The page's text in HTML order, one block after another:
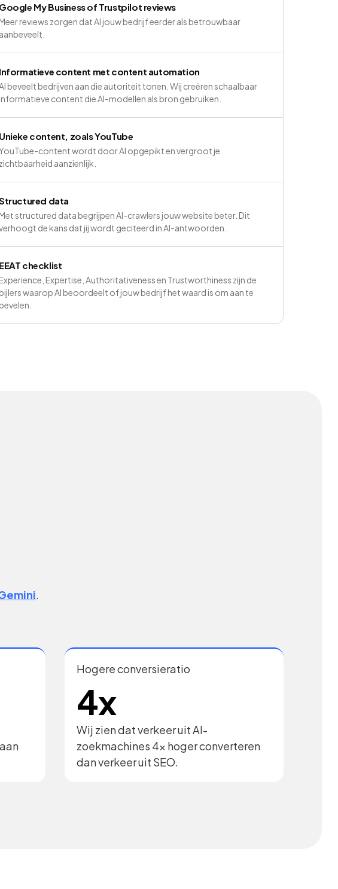
Google My Business of Trustpilot reviews
Meer reviews zorgen dat AI jouw bedrijf eerder als betrouwbaar
aanbeveelt.
Informatieve content met content automation
AI beveelt bedrijven aan die autoriteit tonen. Wij creëren schaalbaar
informatieve content die AI-modellen als bron gebruiken.
Unieke content, zoals YouTube
content wordt door AI opgepikt en vergroot je
zichtbaarheid aanzienlijk.
data
Met structured data begrijpen AI-crawlers jouw website beter. Dit
de kans dat jij wordt geciteerd in AI-antwoorden.
EEAT checklist
Experience, Expertise, Authoritativeness en Trustworthiness zijn de
pijlers waarop AI beoordeelt of jouw bedrijf het waard is om aan te
bevelen.
Hogere conversieratio
4x
Wij zien dat verkeer uit AI-
zoekmachines 4x hoger converteren
dan verkeer uit SEO.